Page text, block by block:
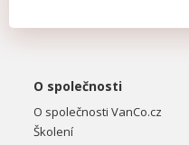
O společnosti
O společnosti VanCo.cz
Školení